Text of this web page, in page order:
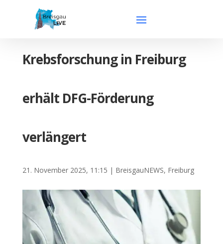
Krebsforschung in Freiburg
erhält DFG-Förderung
verlängert
21. November 2025, 11:15 | BreisgauNEWS, Freiburg